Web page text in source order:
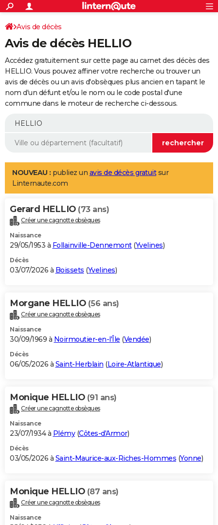
ACTUALITÉS
Politique
Société
Faits Divers
Education
Monde
Villes
+
SPORT
Coupe du monde 2026
Football
Tennis
Cyclisme
Rugby
Forum
Programme TV
TNT
Streaming
Cinéma
Sorties cinéma
Musique
+
FINANCE
Retraite
Epargne
Immobilier
Risques naturels par ville
Banque
Assurance
AUTO
Essais
Réserver un essai
Citadines
Berlines
SUV
Forum auto
+
Mobiles
Meilleur smartphone
Internet
Ordinateurs
Jeux vidéo
Guide high-tech
Aménagement intérieur
LIFESTYLE
Art de vivre
Bien-être
Loisirs
Mode
Modes de vie
Alimentation
Guide de la santé
Maladies
Médicaments
Sommeil
VOYAGE
Destinations
City break
Voyage nature
Voyage de noces
Forum
Climat
+PHOTO
GUIDES D'ACHAT
BONS PLANS
Carte de Noël
Carte Bonne année
Carte Saint-Valentin
Carte Pâques
Carte d'anniversaire
DICTIONNAIRE
Dictionnaire
Biographies
Citations
Expressions
Proverbes
PROGRAMME TV
S'inscrire
Se connecter
Lycées
Collèges
Primaires
Universités
Entreprises
Service militaire
Avis de recherche
AVIS DE DÉCÈS
Bricolage
Lifestyle
Culture
Sport
Auto
Television
Voyage
Cinema
Avis de décès
Avis de décès HELLIO
Accédez gratuitement sur cette page au carnet des décès des
HELLIO. Vous pouvez affiner votre recherche ou trouver un
avis de décès ou un avis d'obsèques plus ancien en tapant le
nom d'un défunt et/ou le nom ou le code postal d'une
commune dans le moteur de recherche ci-dessous.
NOUVEAU : publiez un avis de décès gratuitsur
Linternaute.com
Gerard HELLIO (73 ans)
Créer une cagnotte obsèques
Naissance
29/05/1953 à Follainville-Dennemont(Yvelines)
Décès
03/07/2026 à Boissets (Yvelines)
Morgane HELLIO (56 ans)
Créer une cagnotte obsèques
Naissance
30/09/1969 à Noirmoutier-en-l'Île (Vendée)
Décès
06/05/2026 à Saint-Herblain (Loire-Atlantique)
Monique HELLIO (91 ans)
Créer une cagnotte obsèques
Naissance
23/07/1934 à Plémy(Côtes-d'Armor)
Décès
03/05/2026 à Saint-Maurice-aux-Riches-Hommes (Yonne)
Monique HELLIO (87 ans)
Créer une cagnotte obsèques
Naissance